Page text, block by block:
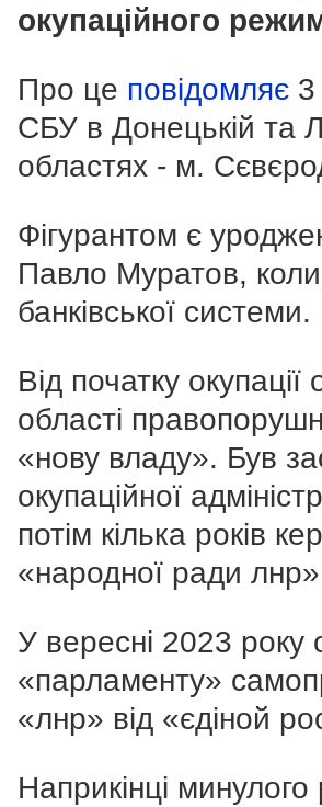
окупаційного
Про це повідомляє 3
СБУ в Донецькій та
областях - м.
Фігурантом є
Павло Муратов,
банківської системи.
Від початку
області
«нову владу». Був
окупаційної
потім кілька років
«народної ради
У вересні 2023 року
«парламенту»
«лнр» від «єдіной
Наприкінці минулого